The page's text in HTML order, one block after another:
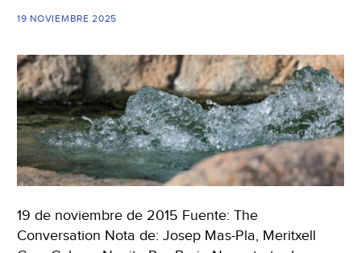
19 NOVIEMBRE 2025
19 de noviembre de 2015 Fuente: The
Conversation Nota de: Josep Mas-Pla, Meritxell